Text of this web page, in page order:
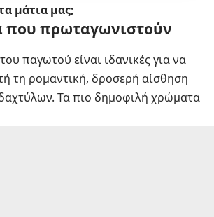
μάτια μας;
που πρωταγωνιστούν
παγωτού είναι ιδανικές για να
τη ρομαντική, δροσερή αίσθηση
Τα πιο δημοφιλή χρώματα